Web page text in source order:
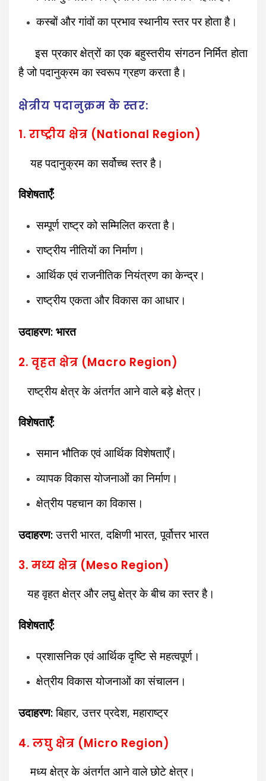
कस्बों और गांवों का प्रभाव स्थानीय स्तर पर होता है।
इस प्रकार क्षेत्रों का एक बहुस्तरीय संगठन निर्मित होता
है जो पदानुक्रम का स्वरूप ग्रहण करता है।
क्षेत्रीय पदानुक्रम के स्तर:
1. राष्ट्रीय क्षेत्र (National Region)
यह पदानुक्रम का सर्वोच्च स्तर है।
विशेषताएँ:
सम्पूर्ण राष्ट्र को सम्मिलित करता है।
राष्ट्रीय नीतियों का निर्माण।
आर्थिक एवं राजनीतिक नियंत्रण का केन्द्र।
राष्ट्रीय एकता और विकास का आधार।
उदाहरण: भारत
2. वृहत क्षेत्र (Macro Region)
राष्ट्रीय क्षेत्र के अंतर्गत आने वाले बड़े क्षेत्र।
विशेषताएँ:
समान भौतिक एवं आर्थिक विशेषताएँ।
व्यापक विकास योजनाओं का निर्माण।
क्षेत्रीय पहचान का विकास।
उदाहरण:उत्तरी भारत,दक्षिणी भारत,पूर्वोत्तर भारत
3. मध्य क्षेत्र (Meso Region)
यह वृहत क्षेत्र और लघु क्षेत्र के बीच का स्तर है।
विशेषताएँ:
प्रशासनिक एवं आर्थिक दृष्टि से महत्वपूर्ण।
क्षेत्रीय विकास योजनाओं का संचालन।
उदाहरण:बिहार,उत्तर प्रदेश,महाराष्ट्र
4. लघु क्षेत्र (Micro Region)
मध्य क्षेत्र के अंतर्गत आने वाले छोटे क्षेत्र।